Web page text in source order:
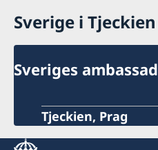
Sverige i Tjeckien
Sveriges ambassad
Tjeckien, Prag